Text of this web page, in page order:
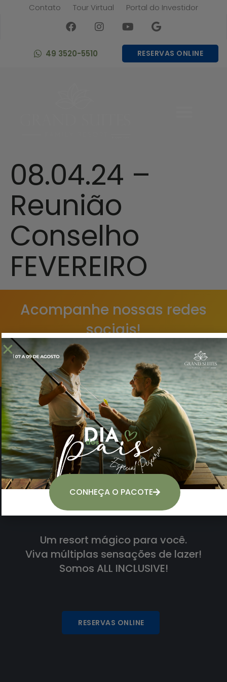
Contato Tour Virtual Portal do Investidor
49 3520-5510 RESERVAS ONLINE
08.04.24 –
Reunião
Conselho
FEVEREIRO
Acompanhe nossas redes
sociais!
Um resort mágico para você.
Viva múltiplas sensações de lazer!
Somos ALL INCLUSIVE!
RESERVAS ONLINE
CONHEÇA O PACOTE